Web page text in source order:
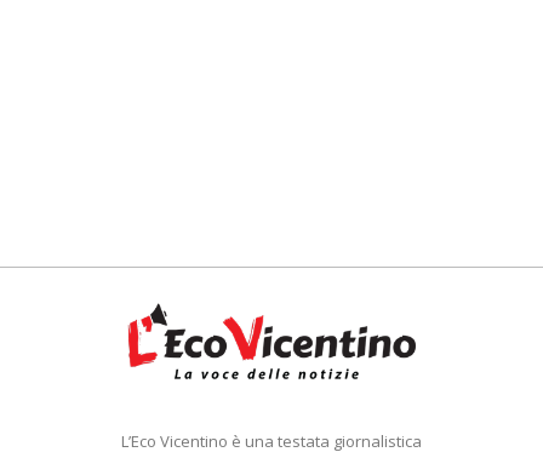
L’Eco Vicentino è una testata giornalistica